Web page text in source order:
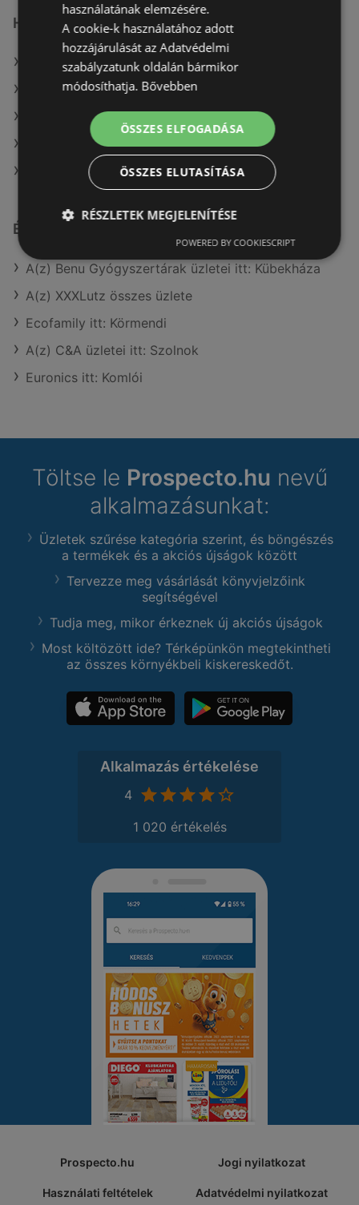
Hasonló kiskereskedők
A(z) goods market ajánlatai
A(z) Pingvin Patika ajánlatai
A(z) Rossmann ajánlatai
A(z) dm ajánlatai
A(z) Gyöngy Patikak ajánlatai
Érdeklődésre számot tartó elemek itt:
A(z) Benu Gyógyszertárak üzletei itt: Kübekháza
A(z) XXXLutz összes üzlete
Ecofamily itt: Körmendi
A(z) C&A üzletei itt: Szolnok
Euronics itt: Komlói
Töltse le Prospecto.hu nevű
alkalmazásunkat:
Üzletek szűrése kategória szerint, és böngészés
a termékek és a akciós újságok között
Tervezze meg vásárlását könyvjelzőink
segítségével
Tudja meg, mikor érkeznek új akciós újságok
Most költözött ide? Térképünkön megtekintheti
az összes környékbeli kiskereskedőt.
Alkalmazás értékelése
4
1 020 értékelés
Prospecto.hu Jogi nyilatkozat
Használati feltételek Adatvédelmi nyilatkozat
használatának elemzésére.
A cookie-k használatához adott
hozzájárulását az Adatvédelmi
szabályzatunk oldalán bármikor
módosíthatja. Bővebben
ÖSSZES ELFOGADÁSA
ÖSSZES ELUTASÍTÁSA
RÉSZLETEK MEGJELENÍTÉSE
POWERED BY COOKIESCRIPT